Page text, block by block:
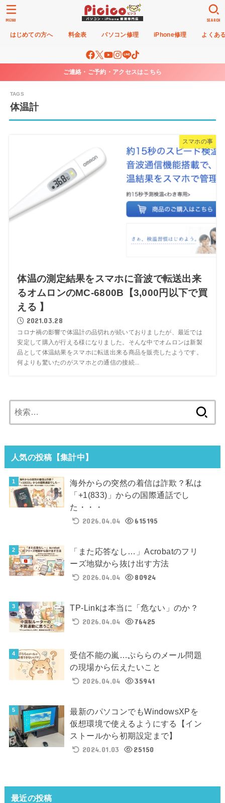
はじめての方へ 料金表 パソコン修理 iPhone修理 よくあ
SEARCH
MENU
ご連絡・ご予約・アクセスはこちら
体温計
スマホの事
体温の測定結果をスマホに音波で転送出来
るオムロンのMC-6800B【3,000円以下で買
える 】
2021.03.28
コロナ禍の影響で体温計の品切れが続いておりましたが、最近では
安定して購入が行える様になりました。そんな中でオムロンは新製
品として体温結果をスマホに転送出来る商品を販売したようです。
何よりも驚いたのがスマホとの通信の接続...
索:
人気の投稿【集計中】
海外からの突然の着信は詐欺？私は
「+1(833)」からの国際通話でし
た・・・
2026.04.04
615195
「また応答なし…」Acrobatのフリ
ーズ地獄から抜け出す方法
2026.04.04
80924
TP-Linkは本当に「危ない」のか？
2026.04.04
76425
受信不能の嵐…ぷららのメール問題
の現場から伝えたいこと
2026.04.04
35941
最新のパソコンでもWindowsXPを
仮想環境で使えるようにする【イン
ストールから初期設定まで】
2024.01.03
25150
最近の投稿